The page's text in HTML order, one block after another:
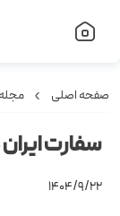
صفحه اصلی
سفارت
۱۴۰۴/۹/۲۲